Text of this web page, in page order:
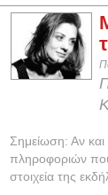
Σημείωση: Αν και
πληροφοριών
στοιχεία της